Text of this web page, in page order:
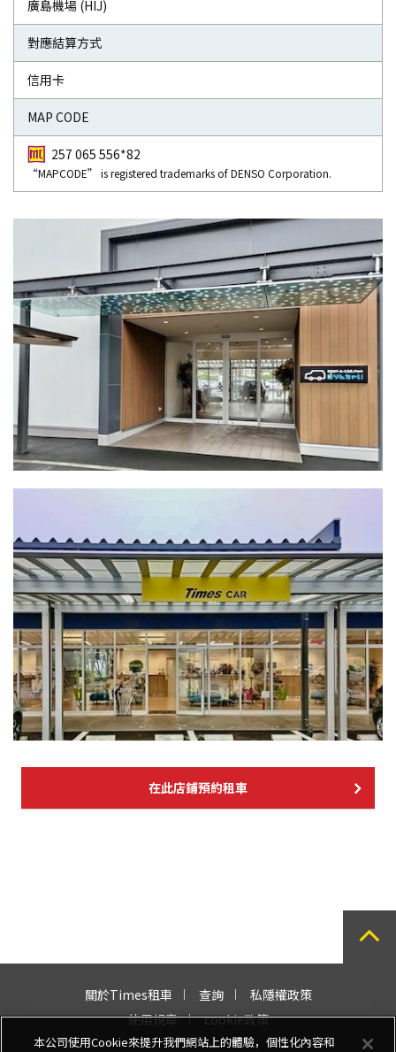
廣島機場 (HIJ)
對應結算方式
信用卡
MAP CODE
257 065 556*82
“MAPCODE” is registered trademarks of DENSO Corporation.
在此店鋪預約租車
關於Times租車 查詢
私隱權政策
使用規章
cookie政策
本公司使用Cookie來提升我們網站上的體驗，個性化內容和